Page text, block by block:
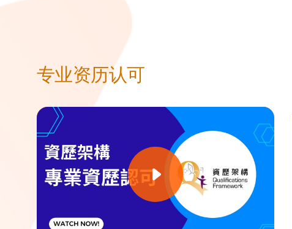
专业资历认可